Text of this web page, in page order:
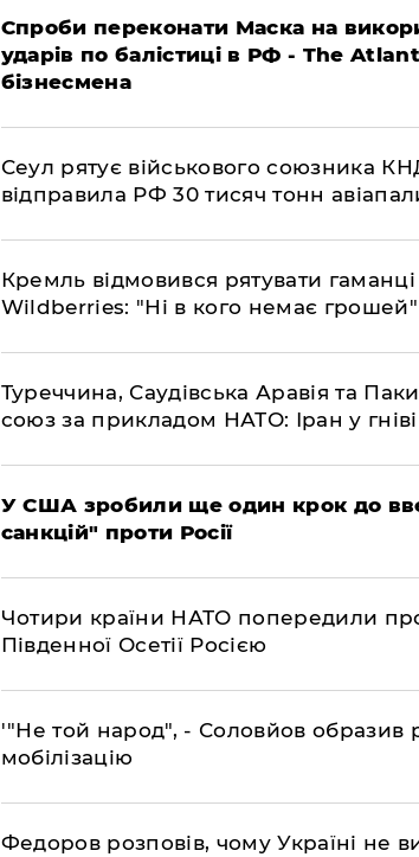
​Спроби переконати Маска на
ударів по балістиці в РФ - The
бізнесмена
​Сеул рятує військового союзника
відправила РФ 30 тисяч тонн
​Кремль відмовився рятувати
Wildberries: "Ні в кого немає грошей"
​Туреччина, Саудівська Аравія та
союз за прикладом НАТО: Іран у гніві
​У США зробили ще один крок до
санкцій" проти Росії
​Чотири країни НАТО попередили про
Південної Осетії Росією
​'"Не той народ", - Соловйов образив
мобілізацію
​Федоров розповів, чому Україні не